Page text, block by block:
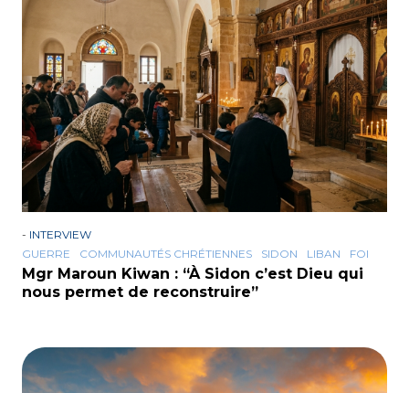
- INTERVIEW
GUERRE
COMMUNAUTÉS CHRÉTIENNES SIDON LIBAN FOI
Mgr Maroun Kiwan : “À Sidon c’est Dieu qui
nous permet de reconstruire”